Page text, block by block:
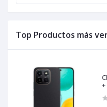
Top Productos más
+